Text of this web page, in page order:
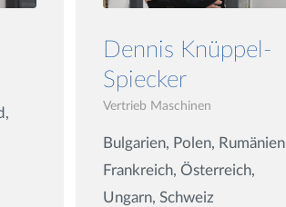
Dennis Knüppel-
Spiecker
Vertrieb Maschinen
Bulgarien, Polen, Rumänien
Frankreich, Österreich,
Ungarn, Schweiz